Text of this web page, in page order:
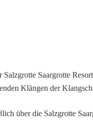
Saargrotte
Klängen der
über die Salzgrotte